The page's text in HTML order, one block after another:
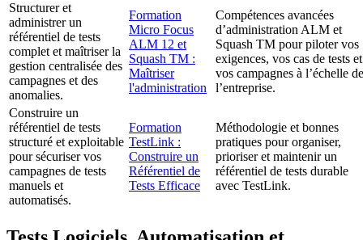
Structurer et
administrer un
référentiel de tests
complet et maîtriser la
gestion centralisée des
campagnes et des
anomalies.
Formation
Micro Focus
ALM 12 et
Squash TM :
Maîtriser
l'administration
Compétences avancées
d’administration ALM et
Squash TM pour piloter vos
exigences, vos cas de tests et
vos campagnes à l’échelle de
l’entreprise.
Construire un
référentiel de tests
structuré et exploitable
pour sécuriser vos
campagnes de tests
manuels et
automatisés.
Formation
TestLink :
Construire un
Référentiel de
Tests Efficace
Méthodologie et bonnes
pratiques pour organiser,
prioriser et maintenir un
référentiel de tests durable
avec TestLink.